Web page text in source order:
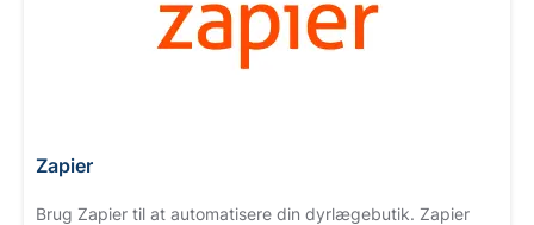
Zapier
Brug Zapier til at automatisere din dyrlægebutik. Zapier